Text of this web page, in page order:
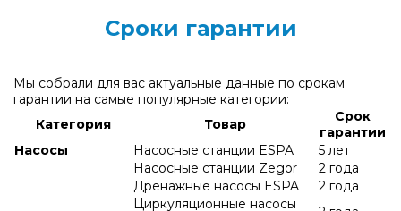
Сроки гарантии
Мы собрали для вас актуальные данные по срокам
гарантии на самые популярные категории:
Категория
Товар
Срок
гарантии
Насосы
Насосные станции ESPA
5 лет
Насосные станции Zegor
2 года
Дренажные насосы ESPA
2 года
Циркуляционные насосы